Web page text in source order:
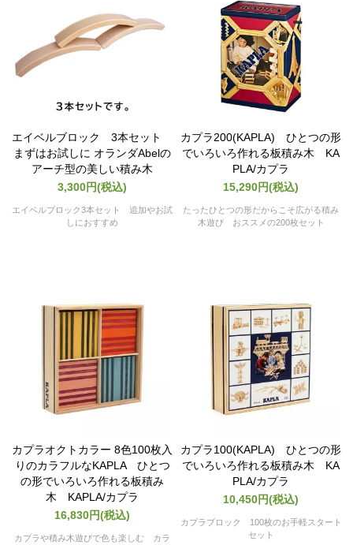
エイベルブロック 3本セット
まずはお試しに オランダAbelの
アーチ型の美しい積み木
3,300円(税込)
エイベルブロック3本セット 追加やお試
しにおすすめ
カプラ200(KAPLA) ひとつの形
でいろいろ作れる板積み木 KA
PLA/カプラ
15,290円(税込)
たったひとつの形だからこそ広がる積み
木遊び おススメの200枚セット
カプラオクトカラー 8色100枚入
りのカラフルなKAPLA ひとつ
の形でいろいろ作れる板積み
木 KAPLA/カプラ
16,830円(税込)
カプラや積み木遊びで色も楽しむ カラ
カプラ100(KAPLA) ひとつの形
でいろいろ作れる板積み木 KA
PLA/カプラ
10,450円(税込)
カプラブロック 100枚のお手軽スタート
セット